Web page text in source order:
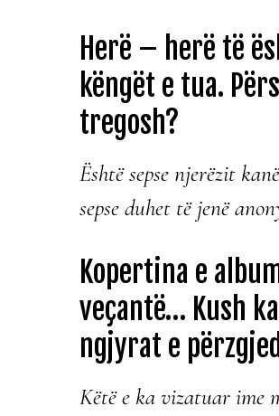
Herë – herë të
këngët e tua.
tregosh?
Është sepse njerëzit
sepse duhet të jenë
Kopertina e
veçantë… Kush
ngjyrat e
Këtë e ka vizatuar ime